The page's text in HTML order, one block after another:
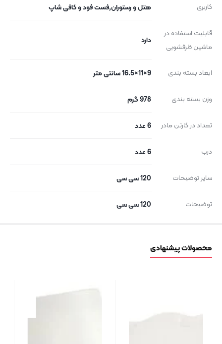
کاربری هتل و رستوران,فست فود و کافی شاپ
قابلیت استفاده در
ماشین ظرفشویی
دارد
ابعاد بسته بندی 9×11×16.5 سانتی متر
وزن بسته بندی 978 گرم
تعداد در کارتن مادر 6 عدد
درب 6 عدد
سایر توضیحات 120 سی سی
توضیحات 120 سی سی
محصولات پیشنهادی